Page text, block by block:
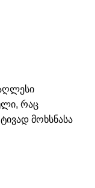
რაც
მოხსნასა